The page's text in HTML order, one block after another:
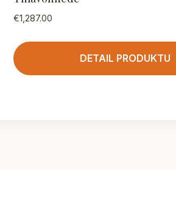
€1,287.00
DETAIL PRODUKTU